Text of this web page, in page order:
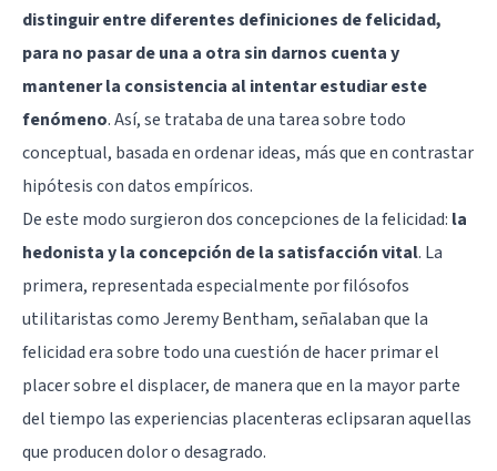
distinguir entre diferentes definiciones de felicidad,
para no pasar de una a otra sin darnos cuenta y
mantener la consistencia al intentar estudiar este
fenómeno. Así, se trataba de una tarea sobre todo
conceptual, basada en ordenar ideas, más que en contrastar
hipótesis con datos empíricos.
De este modo surgieron dos concepciones de la felicidad: la
hedonista y la concepción de la satisfacción vital. La
primera, representada especialmente por filósofos
utilitaristas comoJeremy Bentham, señalaban que la
felicidad era sobre todo una cuestión de hacer primar el
placer sobre el displacer, de manera que en la mayor parte
del tiempo las experiencias placenteras eclipsaran aquellas
que producen dolor o desagrado.